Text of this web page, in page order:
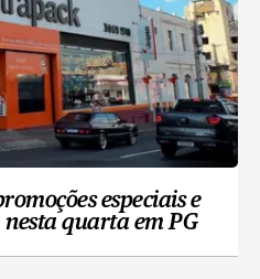
especiais e
quarta em PG